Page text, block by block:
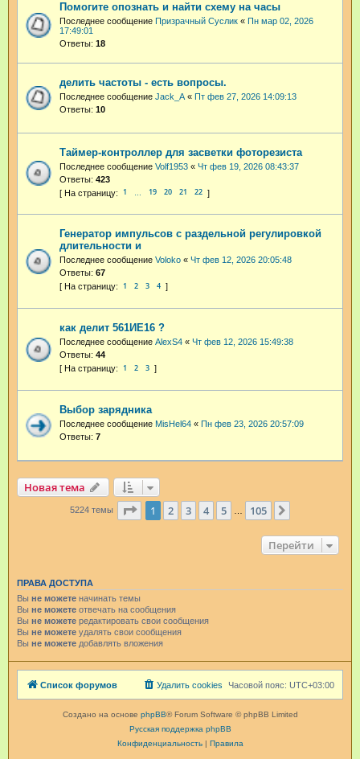
Помогите опознать и найти схему на часы
Последнее сообщение Призрачный Суслик « Пн мар 02, 2026
17:49:01
Ответы: 18
делить частоты - есть вопросы.
Последнее сообщение Jack_A « Пт фев 27, 2026 14:09:13
Ответы: 10
Таймер-контроллер для засветки фоторезиста
Последнее сообщение Volf1953 « Чт фев 19, 2026 08:43:37
Ответы: 423
1 19 20 21 22
Генератор импульсов с раздельной регулировкой
длительности и
Последнее сообщение Voloko « Чт фев 12, 2026 20:05:48
Ответы: 67
1 2 3 4
как делит 561ИЕ16 ?
Последнее сообщение AlexS4 « Чт фев 12, 2026 15:49:38
Ответы: 44
1 2 3
Выбор зарядника
Последнее сообщение MisHel64 « Пн фев 23, 2026 20:57:09
Ответы: 7
Новая тема
5224 темы Страница из 105
1 2 3 4 5 105
Перейти
ПРАВА ДОСТУПА
Вы не можете начинать темы
Вы не можете отвечать на сообщения
Вы не можете редактировать свои сообщения
Вы не можете удалять свои сообщения
Вы не можете добавлять вложения
Список форумов Часовой пояс: UTC+03:00
Удалить cookies
Создано на основе phpBB® Forum Software © phpBB Limited
Русская поддержка phpBB
Конфиденциальность| Правила